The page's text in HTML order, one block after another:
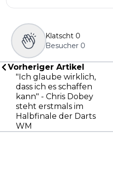
Klatscht 0
Besucher 0
Vorheriger Artikel
"Ich glaube wirklich,
dass ich es schaffen
kann" - Chris Dobey
steht erstmals im
Halbfinale der Darts
WM